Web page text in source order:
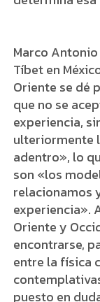
Marco
Tíbet en
Oriente se dé
que no se
experiencia,
ulteriormente
adentro», lo
son «los
relacionamos
experiencia».
Oriente y
encontrarse,
entre la física
puesto en